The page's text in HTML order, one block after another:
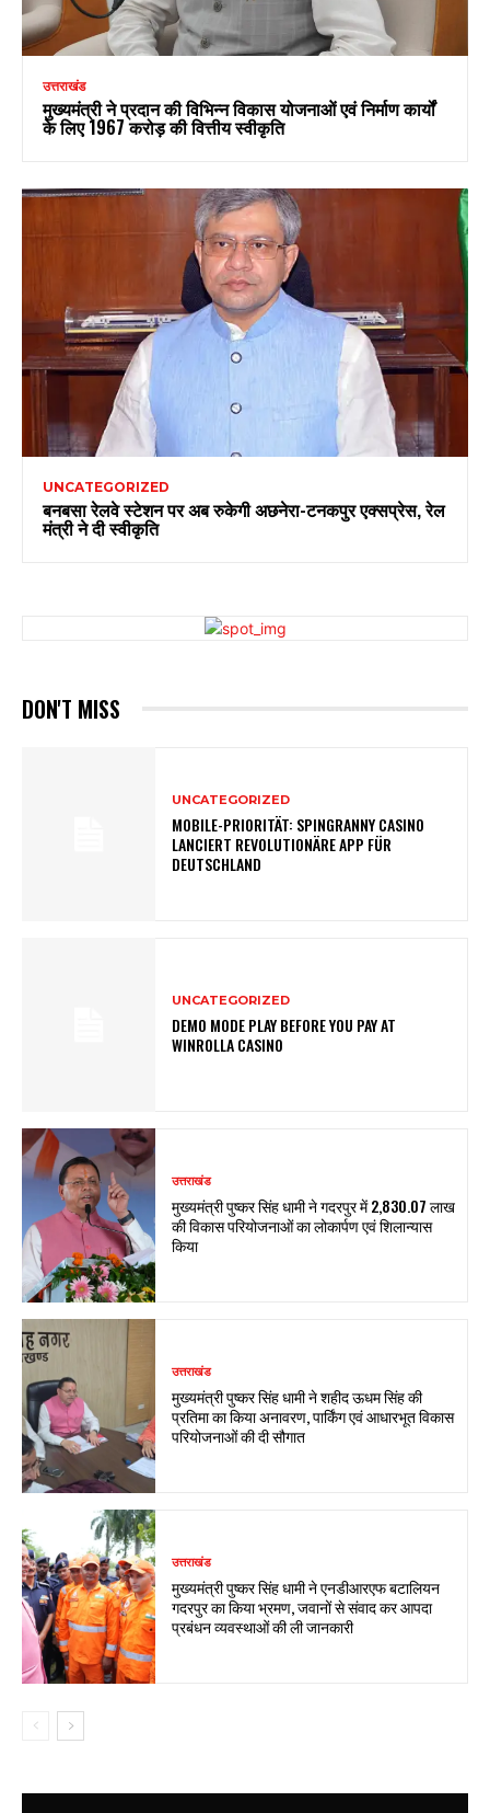
उत्तराखंड
मुख्यमंत्री ने प्रदान की विभिन्न विकास योजनाओं एवं निर्माण कार्यों
के लिए ₹1967 करोड़ की वित्तीय स्वीकृति
UNCATEGORIZED
बनबसा रेलवे स्टेशन पर अब रुकेगी अछनेरा-टनकपुर एक्सप्रेस, रेल
मंत्री ने दी स्वीकृति
DON'T MISS
UNCATEGORIZED
MOBILE-PRIORITÄT: SPINGRANNY CASINO
LANCIERT REVOLUTIONÄRE APP FÜR
DEUTSCHLAND
UNCATEGORIZED
DEMO MODE PLAY BEFORE YOU PAY AT
WINROLLA CASINO
उत्तराखंड
मुख्यमंत्री पुष्कर सिंह धामी ने गदरपुर में ₹2,830.07 लाख
की विकास परियोजनाओं का लोकार्पण एवं शिलान्यास
किया
उत्तराखंड
मुख्यमंत्री पुष्कर सिंह धामी ने शहीद ऊधम सिंह की
प्रतिमा का किया अनावरण, पार्किंग एवं आधारभूत विकास
परियोजनाओं की दी सौगात
उत्तराखंड
मुख्यमंत्री पुष्कर सिंह धामी ने एनडीआरएफ बटालियन
गदरपुर का किया भ्रमण, जवानों से संवाद कर आपदा
प्रबंधन व्यवस्थाओं की ली जानकारी